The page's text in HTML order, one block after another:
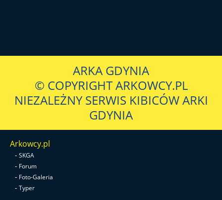
ARKA GDYNIA
© COPYRIGHT ARKOWCY.PL
NIEZALEŻNY SERWIS KIBICÓW ARKI
GDYNIA
Arkowcy.pl
- SKGA
- Forum
- Foto-Galeria
- Typer